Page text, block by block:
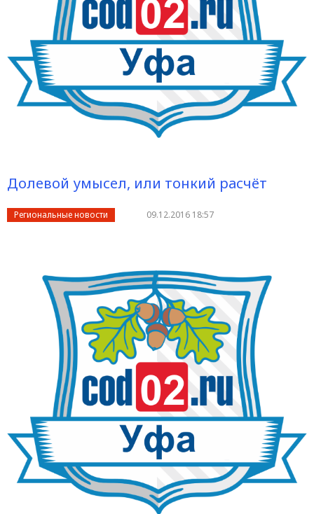
Долевой умысел, или тонкий расчёт
Региональные новости 09.12.2016 18:57